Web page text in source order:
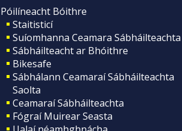
Póilíneacht Bóithre
Staitisticí
Suíomhanna Ceamara Sábháilteachta
Sábháilteacht ar Bhóithre
Bikesafe
Sábhálann Ceamaraí Sábháilteachta
Saolta
Ceamaraí Sábháilteachta
Fógraí Muirear Seasta